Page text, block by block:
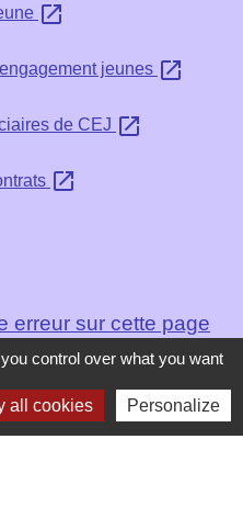
open_in_new
jeunes open_in_new
de CEJ open_in_new
open_in_new
erreur sur cette page
control over what you want
all cookies Personalize